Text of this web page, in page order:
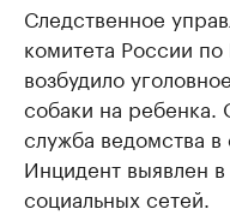
Следственное
комитета России
возбудило
собаки на ребенка.
служба ведомства в
Инцидент выявлен
социальных сетей.